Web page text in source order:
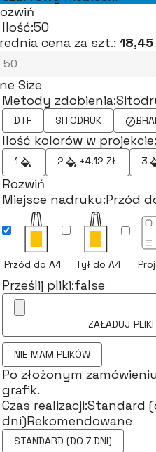
Ilość:50
cena za szt.: 18,45
Size
Metody zdobienia:
DTF SITODRUK
Ilość kolorów w projekcie:
1 2 +4.12 ZŁ 3
Rozwiń
Miejsce nadruku:Przód
Przód do A4 Tył do A4
Prześlij pliki:false
ZAŁADUJ PLIKI
NIE MAM PLIKÓW
Po złożonym
grafik.
Czas realizacji:Standard
dni)Rekomendowane
STANDARD (DO 7 DNI)